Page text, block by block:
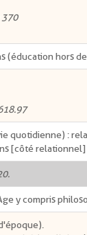
370
(éducation hors
quotidienne) :
[côté relationnel]
y compris